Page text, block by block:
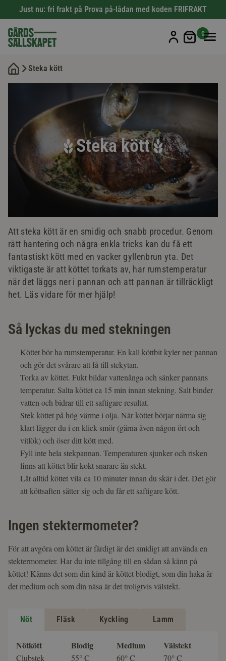
Just nu: fri frakt på Prova på-lådan med koden FRIFRAKT
Min
0
Steka kött
Steka kött
Att steka kött är en smidig och snabb procedur. Genom
rätt hantering och några enkla tricks kan du få ett
fantastiskt kött med en vacker gyllenbrun yta. Det
viktigaste är att köttet torkats av, har rumstemperatur
när det läggs ner i pannan och att pannan är tillräckligt
het. Läs vidare för mer hjälp!
Så lyckas du med stekningen
Köttet bör ha rumstemperatur. En kall köttbit kyler ner pannan
och gör det svårare att få till stekytan.
Torka av köttet. Fukt bildar vattenånga och sänker pannans
temperatur. Salta köttet ca 15 min innan stekning. Salt binder
vatten och bidrar till ett saftigare resultat.
Stek köttet på hög värme i olja. När köttet börjar närma sig
klart lägger du i en klick smör (gärna även någon ört och
vitlök) och öser ditt kött med.
Fyll inte hela stekpannan. Temperaturen sjunker och risken
finns att köttet blir kokt snarare än stekt.
Låt alltid köttet vila ca 10 minuter innan du skär i det. Det gör
att köttsaften sätter sig och du får ett saftigare kött.
Ingen stektermometer?
För att avgöra om köttet är färdigt är det smidigt att använda en
stektermometer. Har du inte tillgång till en sådan så känn på
köttet! Känns det som din kind är köttet blodigt, som din haka är
det medium och som din näsa är det troligtvis välstekt.
Nöt Fläsk Kyckling Lamm
Nötkött Blodig Medium Välstekt
Clubstek 55° C 60° C
70° C